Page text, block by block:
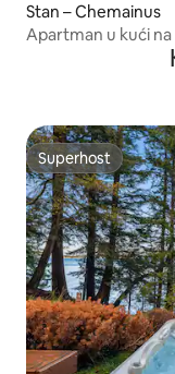
Stan – Chemainus
Apartman u kući na
Superhost
Superhost